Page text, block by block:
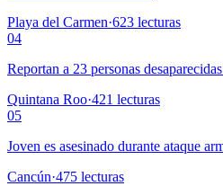
Playa del Carmen·623 lecturas
04
Reportan a 23 personas
Quintana Roo·421 lecturas
05
Joven es asesinado durante ataque
Cancún·475 lecturas